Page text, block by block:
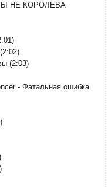
ТЫ НЕ КОРОЛЕВА
(2:03)
- Фатальная ошибка